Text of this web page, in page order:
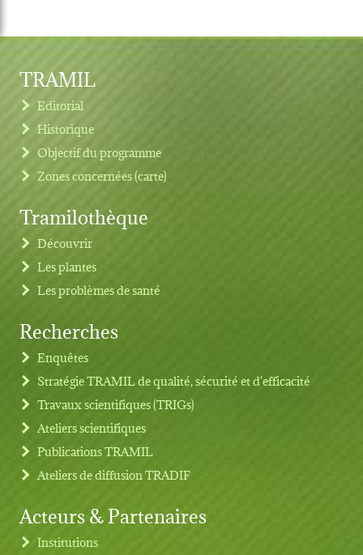
Footer menu
TRAMIL
Editorial
Historique
Objectif du programme
Zones concernées (carte)
Tramilothèque
Découvrir
Les plantes
Les problèmes de santé
Recherches
Enquêtes
Stratégie TRAMIL de qualité, sécurité et d'efficacité
Travaux scientifiques (TRIGs)
Ateliers scientifiques
Publications TRAMIL
Ateliers de diffusion TRADIF
Acteurs & Partenaires
Institutions